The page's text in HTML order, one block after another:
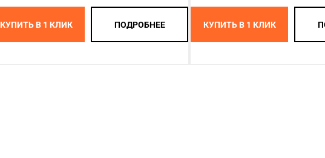
КУПИТЬ В 1 КЛИК ПОДРОБНЕЕ КУПИТЬ В 1 КЛИК